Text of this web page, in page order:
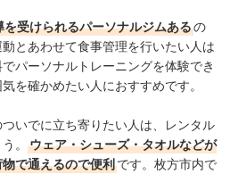
受けられるパーソナルジムあるの
とあわせて食事管理を行いたい人は
パーソナルトレーニングを体験でき
を確かめたい人におすすめです。
いでに立ち寄りたい人は、レンタル
。
ウェア・シューズ・タオルなどが
で通えるので便利です。枚方市内で